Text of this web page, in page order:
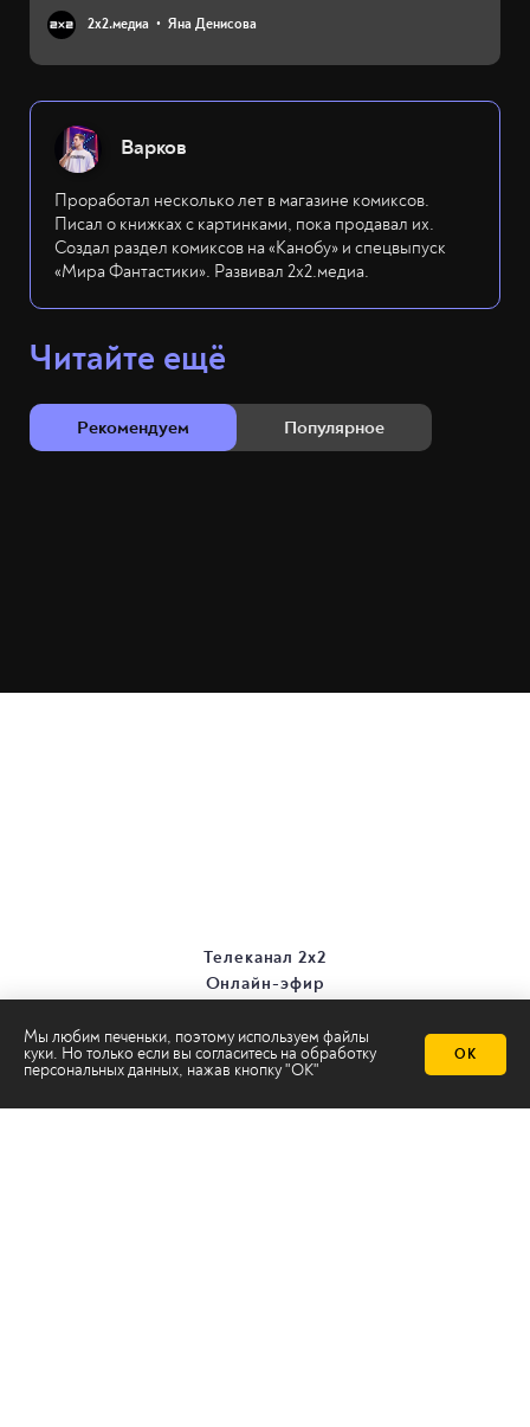
2х2.медиа Яна Денисова
Варков
Проработал несколько лет в магазине комиксов.
Писал о книжках с картинками, пока продавал их.
Создал раздел комиксов на «Канобу» и спецвыпуск
«Мира Фантастики». Развивал 2х2.медиа.
Читайте ещё
Рекомендуем Популярное
Мы любим печеньки, поэтому используем файлы
куки. Но только если вы согласитесь на обработку
персональных данных, нажав кнопку "ОК"
ОК
Телеканал 2х2
Онлайн-эфир
Все темы